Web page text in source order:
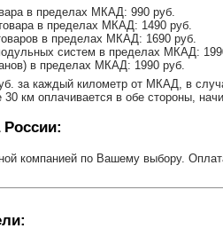
в пределах МКАД: 990 руб.
в пределах МКАД: 1490 руб.
в пределах МКАД: 1690 руб.
систем в пределах МКАД:
в пределах МКАД: 1990 руб.
за каждый километр от МКАД, в
км оплачивается в обе стороны,
России:
компанией по Вашему выбору.